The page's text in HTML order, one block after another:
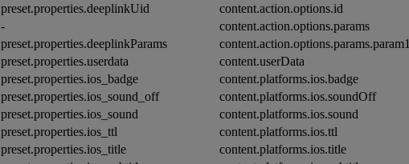
preset.properties.deeplinkUid content.action.options.id
- content.action.options.params
preset.properties.deeplinkParams content.action.options.params.param1
preset.properties.userdata content.userData
preset.properties.ios_badge content.platforms.ios.badge
preset.properties.ios_sound_off content.platforms.ios.soundOff
preset.properties.ios_sound content.platforms.ios.sound
preset.properties.ios_ttl content.platforms.ios.ttl
preset.properties.ios_title content.platforms.ios.title